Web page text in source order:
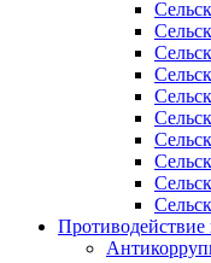
Противодействие